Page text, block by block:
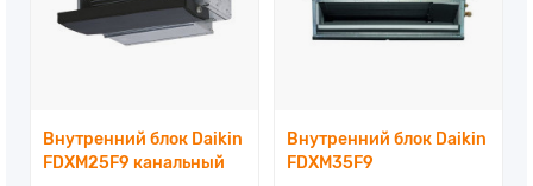
Внутренний блок Daikin
FDXM25F9 канальный
Внутренний блок Daikin
FDXM35F9